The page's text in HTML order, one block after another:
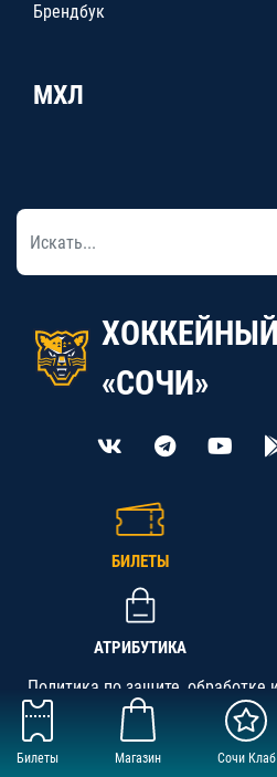
Билеты Магазин Сочи Клаб
Брендбук
МХЛ
«СОЧИ»
БИЛЕТЫ
АТРИБУТИКА
Политика по защите, обработке
данных
АНО «СК «Кубань-Регион»,